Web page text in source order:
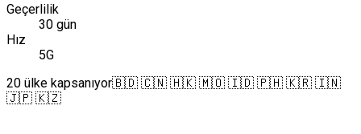
Geçerlilik
30 gün
Hız
5G
20 ülke kapsanıyor🇧🇩 🇨🇳 🇭🇰 🇲🇴 🇮🇩 🇵🇭 🇰🇷 🇮🇳
🇯🇵 🇰🇿